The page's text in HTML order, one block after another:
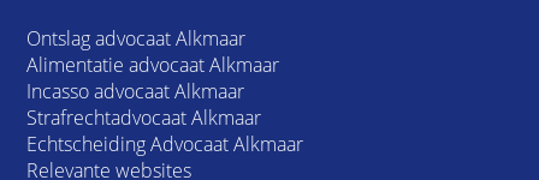
Ontslag advocaat Alkmaar
Alimentatie advocaat Alkmaar
Incasso advocaat Alkmaar
Strafrechtadvocaat Alkmaar
Echtscheiding Advocaat Alkmaar
Relevante websites